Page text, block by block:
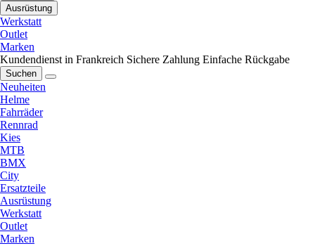
Ausrüstung
Werkstatt
Outlet
Marken
Kundendienst in Frankreich Sichere Zahlung Einfache Rückgabe
Suchen
Neuheiten
Helme
Fahrräder
Rennrad
Kies
MTB
BMX
City
Ersatzteile
Ausrüstung
Werkstatt
Outlet
Marken